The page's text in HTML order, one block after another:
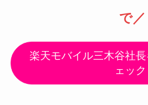
で／
楽天モバイル三木谷社
ェック